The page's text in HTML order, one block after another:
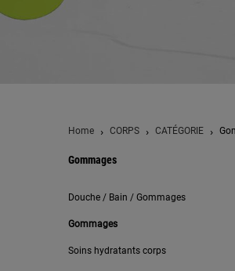
Home CORPS CATÉGORIE
Gommages
Gommages
Douche / Bain / Gommages
Gommages
Soins hydratants corps